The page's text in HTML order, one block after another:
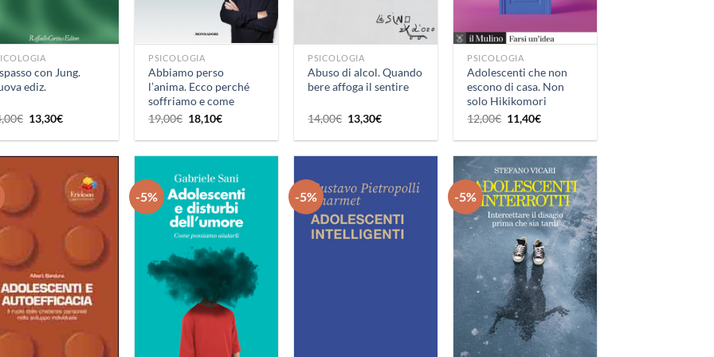
con Jung.
ediz.
€ Il
prezzo
originale
14,00€.
13,30€Il
attuale
13,30€.
PSICOLOGIA
Abbiamo perso
l’anima. Ecco perché
soffriamo e come
guarire
19,00€ Il
prezzo
originale
18,10€Il
attuale
PSICOLOGIA
Abuso di alcol. Quando
bere affoga il sentire
14,00€ Il
prezzo
originale
13,30€Il
attuale
PSICOLOGIA
Adolescenti che non
escono di casa. Non
solo Hikikomori
12,00€ Il
prezzo
originale
11,40€Il
attuale
Aggiungi
desideri
-5%
Aggiungi
alla lista
dei
desideri
-5%
Aggiungi
alla lista
-5%
Aggiungi
alla lista
dei
desideri